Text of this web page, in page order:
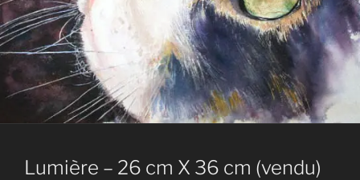
Lumière – 26 cm X 36 cm (vendu)